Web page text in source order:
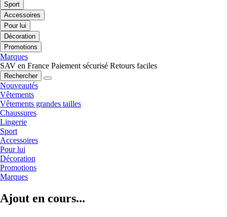
Sport
Accessoires
Pour lui
Décoration
Promotions
Marques
SAV en France Paiement sécurisé Retours faciles
Rechercher
Nouveautés
Vêtements
Vêtements grandes tailles
Chaussures
Lingerie
Sport
Accessoires
Pour lui
Décoration
Promotions
Marques
Ajout en cours...